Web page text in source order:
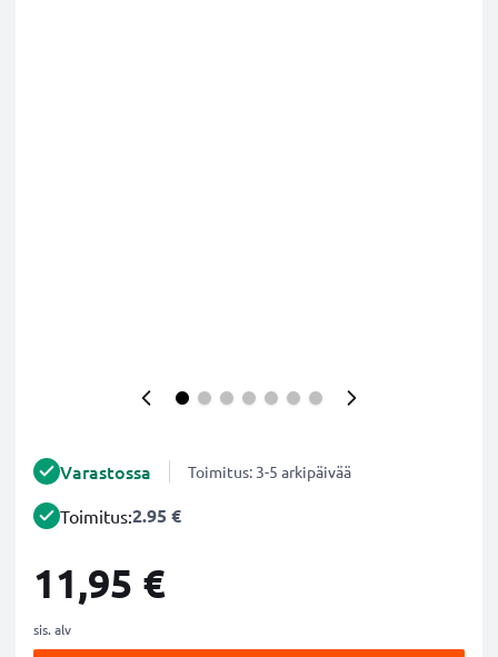
Varastossa Toimitus: 3-5 arkipäivää
Toimitus:2.95 €
11,95 €
sis. alv